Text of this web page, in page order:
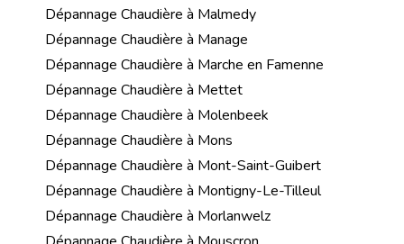
Dépannage Chaudière à Malmedy
Dépannage Chaudière à Manage
Dépannage Chaudière à Marche en Famenne
Dépannage Chaudière à Mettet
Dépannage Chaudière à Molenbeek
Dépannage Chaudière à Mons
Dépannage Chaudière à Mont-Saint-Guibert
Dépannage Chaudière à Montigny-Le-Tilleul
Dépannage Chaudière à Morlanwelz